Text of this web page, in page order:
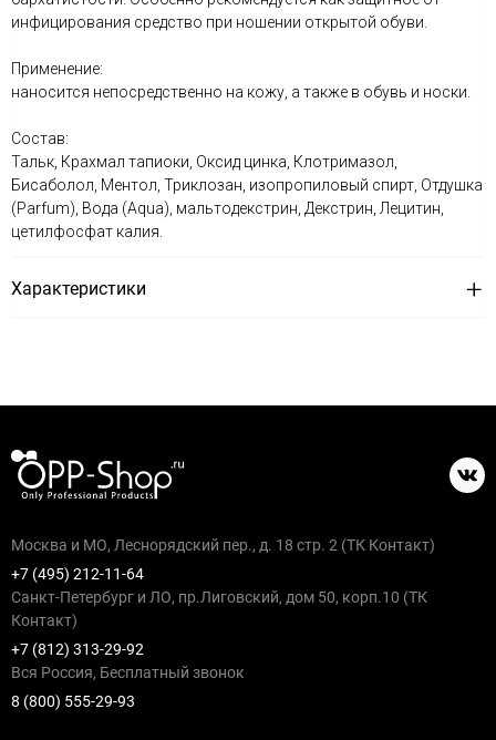
инфицирования средство при ношении открытой обуви.
Применение:
наносится непосредственно на кожу, а также в обувь и носки.
Состав:
Тальк, Крахмал тапиоки, Оксид цинка, Клотримазол,
Бисаболол, Ментол, Триклозан, изопропиловый спирт, Отдушка
(Parfum), Вода (Aqua), мальтодекстрин, Декстрин, Лецитин,
цетилфосфат калия.
Характеристики
Москва и МО, Леснорядский пер., д. 18 стр. 2 (ТК Контакт)
+7 (495) 212-11-64
Санкт-Петербург и ЛО, пр.Лиговский, дом 50, корп.10 (ТК
Контакт)
+7 (812) 313-29-92
Вся Россия, Бесплатный звонок
8 (800) 555-29-93